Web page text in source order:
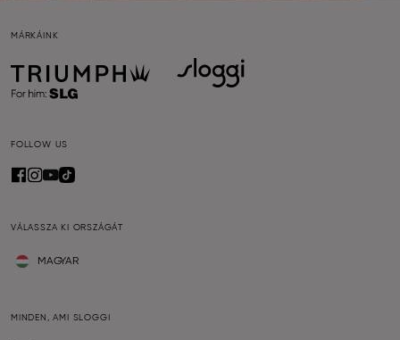
MÁRKÁINK
FOLLOW US
VÁLASSZA KI ORSZÁGÁT
MAGYAR
MINDEN, AMI SLOGGI